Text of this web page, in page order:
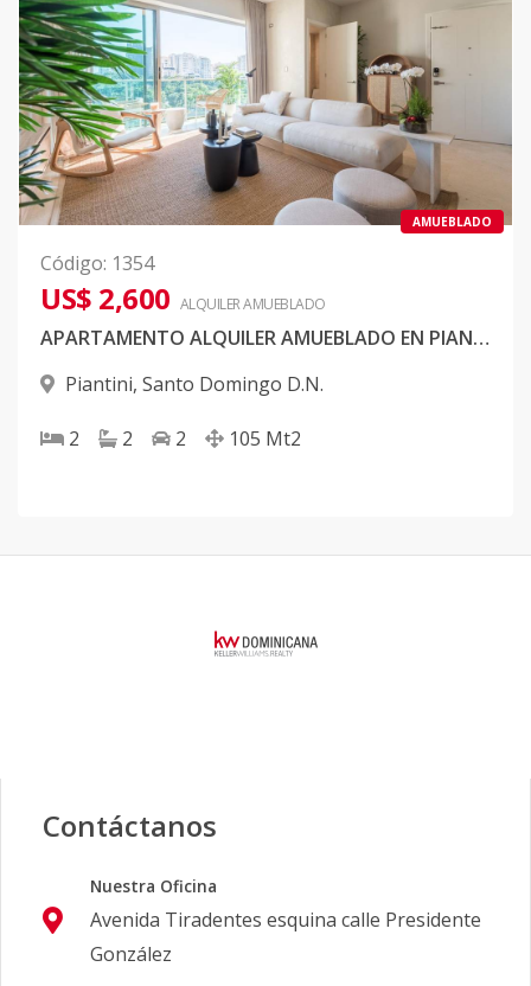
AMUEBLADO
Código: 1354
US$ 2,600 ALQUILERAMUEBLADO
APARTAMENTO ALQUILER AMUEBLADO EN PIANTINI
Piantini, Santo Domingo D.N.
2 2 2 105 Mt2
Contáctanos
Nuestra Oficina
Avenida Tiradentes esquina calle Presidente
González